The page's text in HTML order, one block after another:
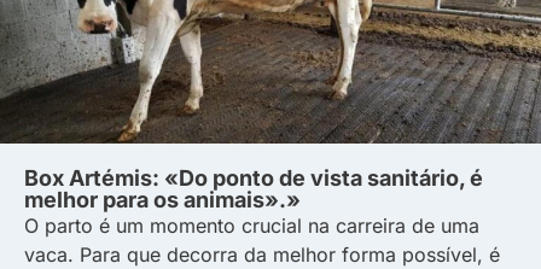
Box Artémis: «Do ponto de vista sanitário, é
melhor para os animais».»
O parto é um momento crucial na carreira de uma
vaca. Para que decorra da melhor forma possível, é